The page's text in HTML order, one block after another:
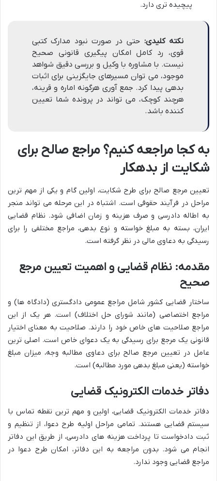
پیچیده تری دارد.
نکته کلیدی: حتی در صورت نبود مدارک کتبی
قوی، رد کامل امکان پیگیری قانونی صحیح
نیست. با مشاوره با وکیل و بررسی دقیق شواهد
موجود، می توان مسیرهای جایگزینی برای اثبات
بدهی پیدا کرد. جمع آوری هرگونه اماره و قرینه،
هرچند کوچک، می تواند در پرونده شما تعیین
کننده باشد.
به کجا مراجعه کنیم؟ مراجع صالح برای
شکایت از بدهکار
تعیین مرجع صالح برای طرح شکایت، اولین گام و یکی از مهم ترین
مراحل در فرآیند حقوقی است. اشتباه در این مرحله می تواند منجر
به اطاله دادرسی و صرف هزینه و زمان اضافی شود. نظام قضایی
ایران، بسته به مبلغ خواسته و نوع بدهی، مراجع مختلفی را برای
رسیدگی به دعاوی مالی در نظر گرفته است.
مقدمه: نظام قضایی و اهمیت تعیین مرجع
صحیح
ساختار قضایی کشور شامل مراجع عمومی دادگستری (دادگاه ها) و
مراجع اختصاصی (مانند شورای حل اختلاف) است. هر یک از این
مراجع صلاحیت های خاص خود را دارند. صلاحیت به معنای اختیار
قانونی یک مرجع برای رسیدگی به یک دعوای خاص است. اصلی ترین
عامل در تعیین مرجع صالح برای دعاوی مطالبه وجه، میزان مبلغ
خواسته (یعنی مبلغ بدهی مورد مطالبه) است.
دفاتر خدمات الکترونیک قضایی
دفاتر خدمات الکترونیک قضایی، اولین و مهم ترین نقطه تماس با
سیستم قضایی هستند. تمامی مراحل اولیه طرح دعوا، از تنظیم و
ثبت دادخواست تا پرداخت هزینه های دادرسی، از طریق این دفاتر
انجام می شود. بدون مراجعه به این دفاتر، امکان طرح دعوا در
مراجع قضایی وجود ندارد.